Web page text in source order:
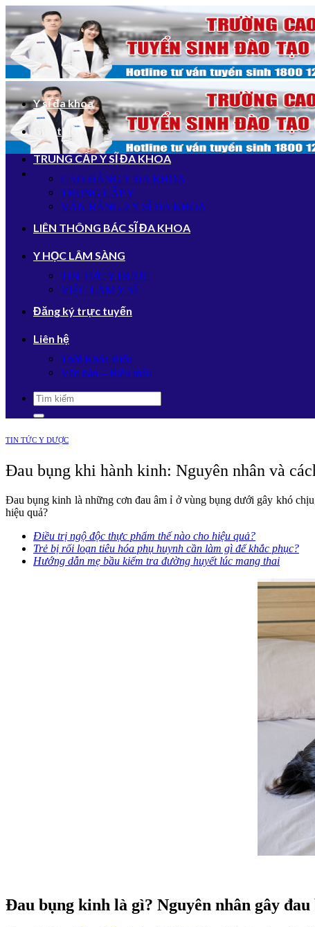
Bỏ
qua
nội
dung
Y sĩ đa khoa
Giới thiệu
TRUNG CẤP Y SĨ ĐA KHOA
CAO ĐẲNG Y ĐA KHOA
TRUNG CẤP Y
VĂN BẰNG 2 Y SĨ ĐA KHOA
LIÊN THÔNG BÁC SĨ ĐA KHOA
Y HỌC LÂM SÀNG
TIN TỨC Y DƯỢC
VIỆC LÀM Y SĨ
Đăng ký trực tuyến
Liên hệ
Thời Khóa Biểu
Văn bản – Biểu mẫu
TIN TỨC Y DƯỢC
Đau bụng khi hành kinh: Nguyên nhân và
Đau bụng kinh là những cơn đau âm ỉ ở vùng bụng dưới gây khó
hiệu quả?
Điều trị ngộ độc thực phẩm thế nào cho hiệu quả?
Trẻ bị rối loạn tiêu hóa phụ huynh cần làm gì để khắc phục?
Hướng dẫn mẹ bầu kiểm tra đường huyết lúc mang thai
Đau bụng kinh là gì? Nguyên nhân gây